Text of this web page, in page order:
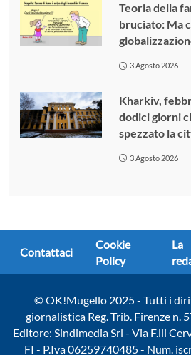
Teoria della
bruciato: Ma
3 Agosto 2026
Kharkiv,
dodici giorni
spezzato la
3 Agosto 2026
Contattaci
Cookie
Policy
La
© OK!Mugello 2025 - Tutti i
giornalistica Reg. Trib. Firenze n.
Editore: Sindimedia Srl - Via F.lli
FI - P.Iva 06259740485 - Num.